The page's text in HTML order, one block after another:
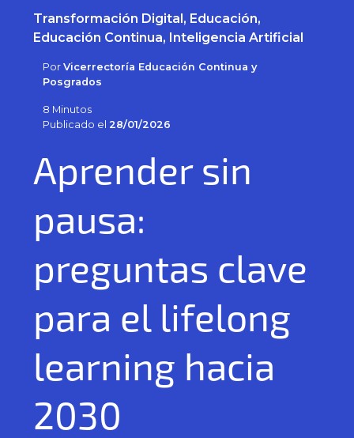
Transformación Digital, Educación,
Educación Continua, Inteligencia Artificial
Por Vicerrectoría Educación Continua y
Posgrados
8 Minutos
Publicado el 28/01/2026
Aprender sin
pausa:
preguntas clave
para el lifelong
learning hacia
2030